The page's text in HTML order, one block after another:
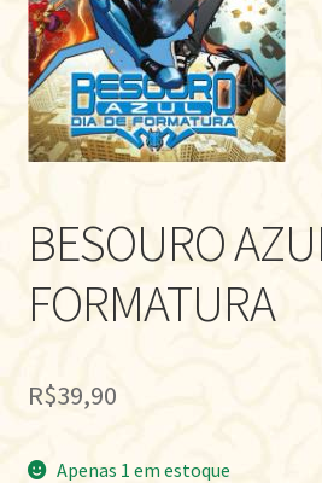
BESOURO
FORMATURA
R$39,90
Apenas 1 em estoque